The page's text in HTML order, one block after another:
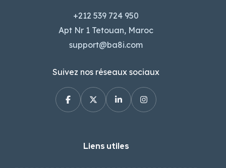
+212 539 724 950
Apt Nr 1 Tetouan, Maroc
support@ba8i.com
Suivez nos réseaux sociaux
Liens utiles